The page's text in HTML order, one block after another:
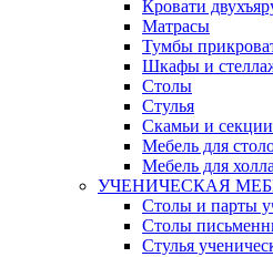
Кровати
Матрасы
Тумбы
Шкафы и
Столы
Стулья
Скамьи и секции
Мебель для
Мебель для холла
УЧЕНИЧЕСКАЯ
Столы и парты
Столы
Стулья